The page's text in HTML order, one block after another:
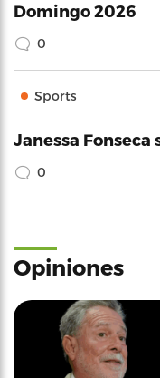
Domingo 2026
0
Sports
Janessa Fonseca
0
Opiniones